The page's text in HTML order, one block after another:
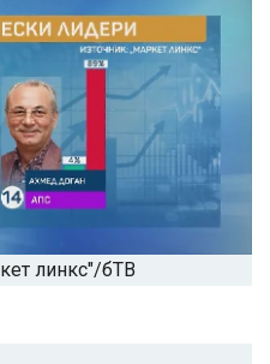
линкс"/бТВ